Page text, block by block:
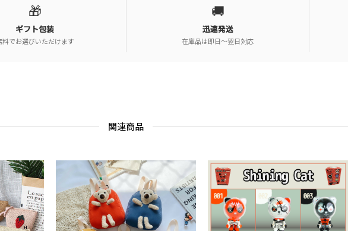
🎁
ギフト包装
料でお選びいただけます
🚚
迅速発送
在庫品は即日〜翌日対応
関連商品